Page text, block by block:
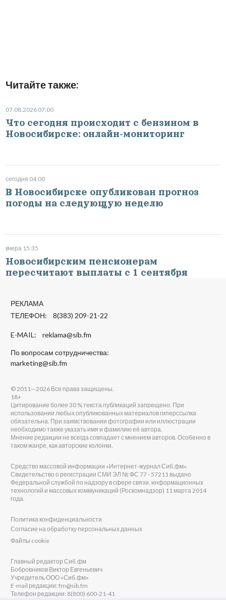
Читайте также:
07.08.2026 07:00
Что сегодня происходит с бензином в
Новосибирске: онлайн-мониторинг
сегодня 04:00
В Новосибирске опубликован прогноз
погоды на следующую неделю
вчера 15:35
Новосибирским пенсионерам
пересчитают выплаты с 1 сентября
РЕКЛАМА
ТЕЛЕФОН: 8(383) 209-21-22
E-MAIL: reklama@sib.fm
По вопросам сотрудничества:
marketing@sib.fm
© 2011—2026 Все права защищены.
18+
Цитирование более 30 % текста публикаций запрещено. При
использовании любых опубликованных материалов гиперссылка
обязательна. При заимствовании фотографии или иллюстрации
необходимо также указать имя и фамилию её автора.
Мнение редакции не всегда совпадает с мнением авторов. Особенно в
таком жанре, как авторские колонки.
Средство массовой информации «Интернет-журнал Сиб.фм».
Свидетельство о регистрации СМИ ЭЛ № ФС 77 - 57211 выдано
Федеральной службой по надзору в сфере связи, информационных
технологий и массовых коммуникаций (Роскомнадзор) 11 марта 2014
года.
Политика конфиденциальности
Согласие на обработку персональных данных
Файлы cookie
Главный редактор Сиб.фм
Бобровников Виктор Евгеньевич
Учредитель ООО «Сиб.фм»
E-mail редакции: fm@sib.fm
Телефон редакции: 8(800) 600-21-41